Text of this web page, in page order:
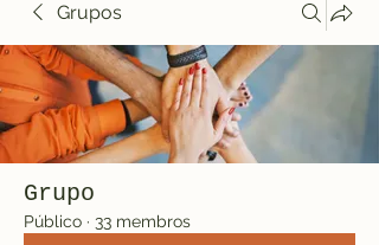
Grupos
Grupo
Público · 33 membros